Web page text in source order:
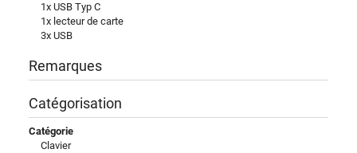
1x USB Typ C
1x lecteur de carte
3x USB
Remarques
Catégorisation
Catégorie
Clavier